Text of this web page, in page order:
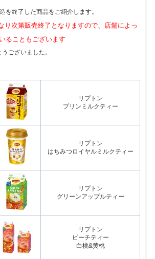
を終了した商品をご紹介します。
次第販売終了となりますので、 店舗によっ
ることもございます
ございました。
リプトン
プリンミルクティー
リプトン
はちみつロイヤルミルクティー
リプトン
グリーンアップルティー
リプトン
ピーチティー
白桃&黄桃